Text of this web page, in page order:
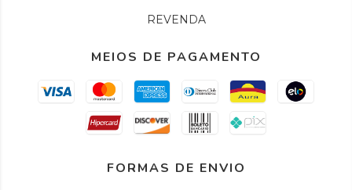
REVENDA
MEIOS DE PAGAMENTO
FORMAS DE ENVIO